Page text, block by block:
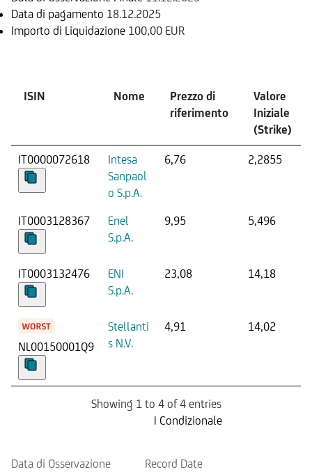
Data di pagamento 18.12.2025
Importo di Liquidazione 100,00 EUR
ISIN Nome
Prezzo di
riferimento
Valore
Iniziale
(Strike)
IT0000072618
Intesa
Sanpaol
o S.p.A.
6,76 2,2855
IT0003128367
Enel
S.p.A.
9,95 5,496
IT0003132476
ENI
S.p.A.
23,08 14,18
NL00150001Q9
Stellanti
s N.V.
4,91 14,02
Showing 1 to 4 of 4 entries
| Condizionale
Data di Osservazione
Record Date